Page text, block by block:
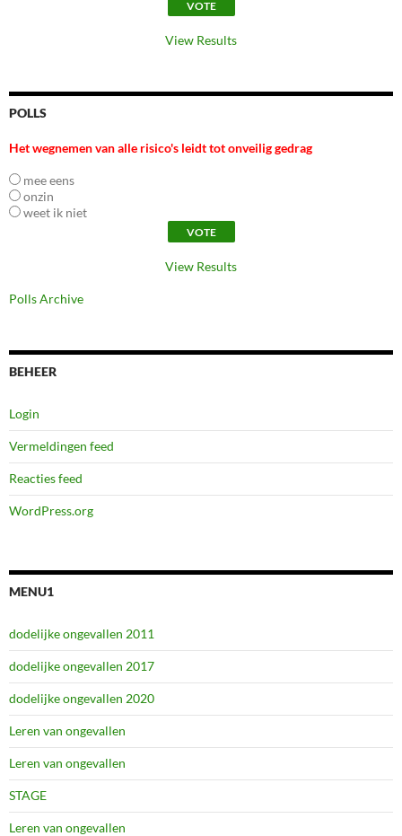
View Results
POLLS
Het wegnemen van alle risico's leidt tot onveilig gedrag
mee eens
onzin
weet ik niet
View Results
Polls Archive
BEHEER
Login
Vermeldingen feed
Reacties feed
WordPress.org
MENU1
dodelijke ongevallen 2011
dodelijke ongevallen 2017
dodelijke ongevallen 2020
Leren van ongevallen
Leren van ongevallen
STAGE
Leren van ongevallen